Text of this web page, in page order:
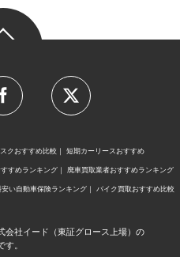
クおすすめ比較 短期カーリースおすすめ
すめランキング 廃車買取業者おすすめランキング
安い自動車保険ランキング バイク買取おすすめ比較
会社イード（東証グロース上場）の
。